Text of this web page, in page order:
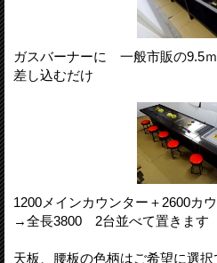
ガスバーナーに 一般市販の9.5
差し込むだけ
1200メインカウンター＋2600カ
→全長3800 2台並べて置きます
天板、腰板の色柄はご希望に選択